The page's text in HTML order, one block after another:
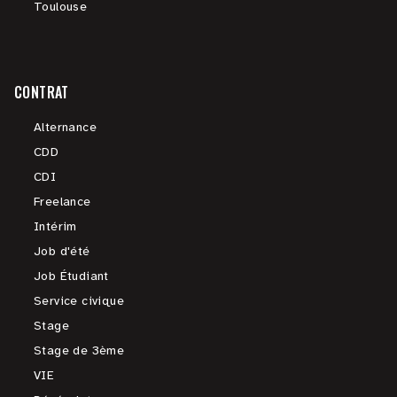
Toulouse
CONTRAT
Alternance
CDD
CDI
Freelance
Intérim
Job d'été
Job Étudiant
Service civique
Stage
Stage de 3ème
VIE